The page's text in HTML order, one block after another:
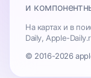
и
На картах и в
Daily, Apple-
© 2016-2026